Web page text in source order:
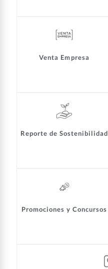
Venta Empresa
Reporte de Sostenibilidad
Promociones y Concursos